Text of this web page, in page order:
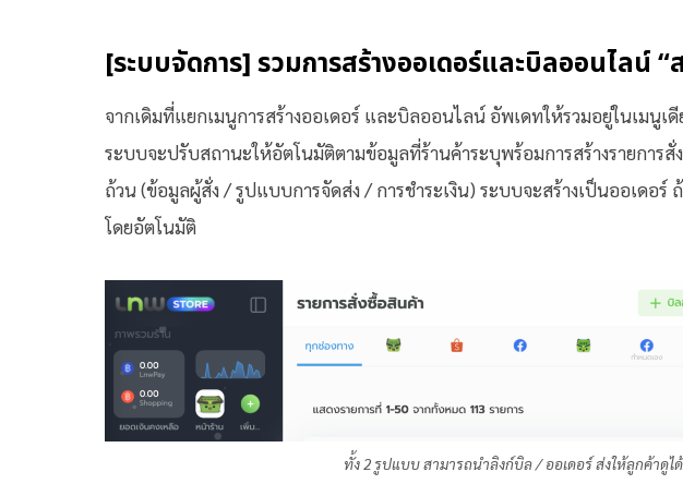
[ระบบจัดการ] รวมการสร้างออเดอร์และบิลออนไลน์ “
จากเดิมที่แยกเมนูการสร้างออเดอร์ และบิลออนไลน์ อัพเดทให้รวมอยู่ในเมนูเ
ระบบจะปรับสถานะให้อัตโนมัติตามข้อมูลที่ร้านค้าระบุพร้อมการสร้างรายการ
ถ้วน (ข้อมูลผู้สั่ง / รูปแบบการจัดส่ง / การชำระเงิน) ระบบจะสร้างเป็นออเดอร์
โดยอัตโนมัติ
ทั้ง 2 รูปแบบ สามารถนำลิงก์บิล / ออเดอร์ ส่งให้ลูกค้าดูไ